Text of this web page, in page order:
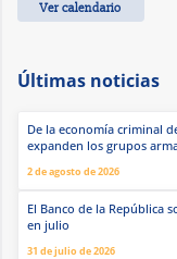
Ver calendario
Últimas noticias
De la economía criminal
expanden los grupos
2 de agosto de 2026
El Banco de la República
en julio
31 de julio de 2026